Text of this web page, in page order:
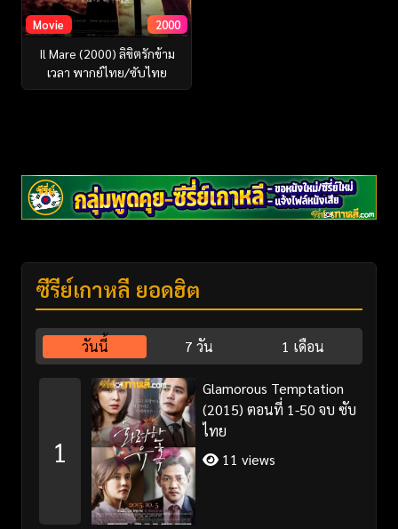
Movie 2000
Il Mare (2000) ลิขิตรักข้าม
เวลา พากย์ไทย/ซับไทย
ซีรี่ย์เกาหลี ยอดฮิต
วันนี้ 7 วัน 1 เดือน
1
Glamorous Temptation
(2015) ตอนที่ 1-50 จบ ซับ
ไทย
11 views